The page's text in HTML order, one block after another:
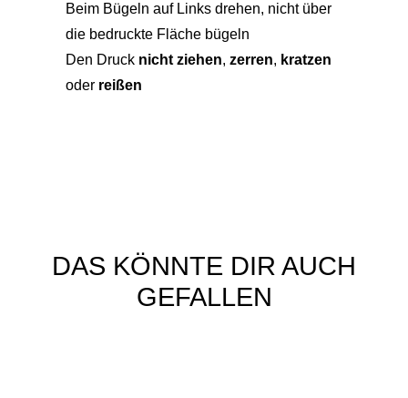
Beim Bügeln auf Links drehen, nicht über
die bedruckte Fläche bügeln
Den Druck nicht ziehen, zerren, kratzen
oder reißen
DAS KÖNNTE DIR AUCH
GEFALLEN